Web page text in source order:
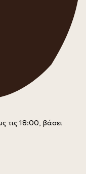
τις 18:00, βάσει